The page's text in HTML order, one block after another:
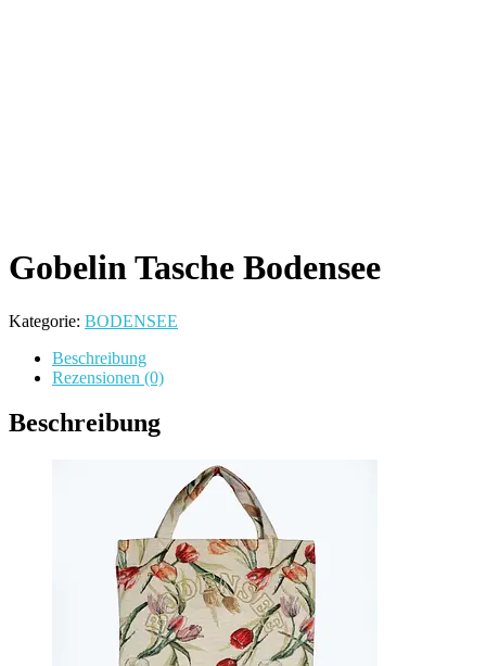
Gobelin Tasche Bodensee
Kategorie: BODENSEE
Beschreibung
Rezensionen (0)
Beschreibung